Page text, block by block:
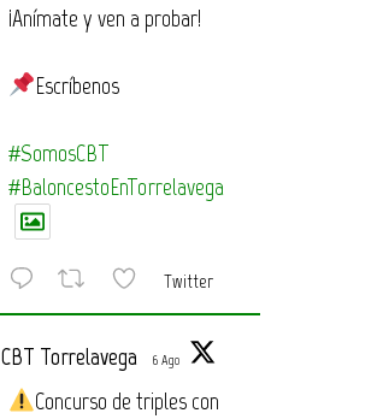
¡Anímate y ven a probar!
Escríbenos
#SomosCBT
#BaloncestoEnTorrelavega
Twitter
CBT Torrelavega 6 Ago
Concurso de triples con